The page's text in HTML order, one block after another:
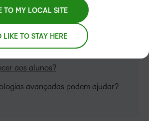
os alunos de volta, então?
aos alunos?
avançadas podem ajudar?
TO MY LOCAL SITE
TO STAY HERE